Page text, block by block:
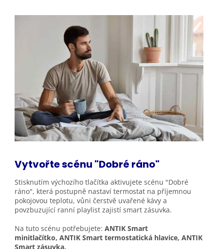
Vytvořte scénu "Dobré ráno"
Stisknutím výchozího tlačítka aktivujete scénu "Dobré
ráno", která postupně nastaví termostat na příjemnou
pokojovou teplotu, vůni čerstvě uvařené kávy a
povzbuzující ranní playlist zajistí smart zásuvka.
Na tuto scénu potřebujete: ANTIK Smart
minitlačítko, ANTIK Smart termostatická hlavice, ANTIK
Smart zásuvka.